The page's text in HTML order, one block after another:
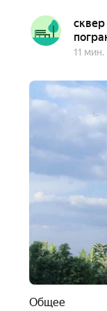
более
лишних
района — это
Близость
175 м до
340 м до
в пробку в час
570 м до
11
Общее